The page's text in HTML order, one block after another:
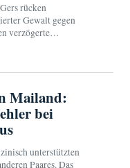
rücken
Gewalt gegen
verzögerte
Mailand:
bei
unterstützten
Paares. Das